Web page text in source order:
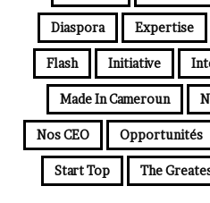
Diaspora Expertise
Flash Initiative
Made In Cameroun
Nos CEO Opportunités
Start Top The